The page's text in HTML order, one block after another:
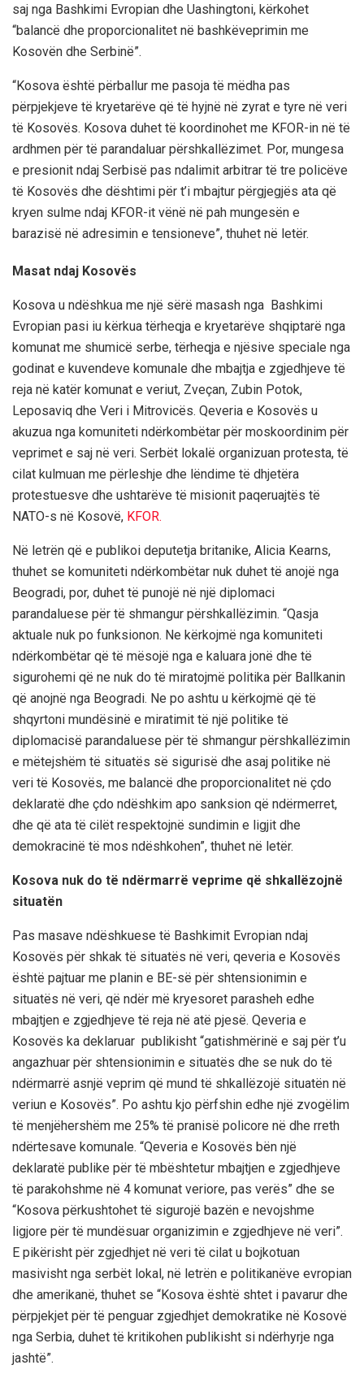
saj nga Bashkimi Evropian dhe Uashingtoni, kërkohet
“balancë dhe proporcionalitet në bashkëveprimin me
Kosovën dhe Serbinë”.
“Kosova është përballur me pasoja të mëdha pas
përpjekjeve të kryetarëve që të hyjnë në zyrat e tyre në veri
të Kosovës. Kosova duhet të koordinohet me KFOR-in në të
ardhmen për të parandaluar përshkallëzimet. Por, mungesa
e presionit ndaj Serbisë pas ndalimit arbitrar të tre policëve
të Kosovës dhe dështimi për t’i mbajtur përgjegjës ata që
kryen sulme ndaj KFOR-it vënë në pah mungesën e
barazisë në adresimin e tensioneve”, thuhet në letër.
Masat ndaj Kosovës
Kosova u ndëshkua me një sërë masash nga Bashkimi
Evropian pasi iu kërkua tërheqja e kryetarëve shqiptarë nga
komunat me shumicë serbe, tërheqja e njësive speciale nga
godinat e kuvendeve komunale dhe mbajtja e zgjedhjeve të
reja në katër komunat e veriut, Zveçan, Zubin Potok,
Leposaviq dhe Veri i Mitrovicës. Qeveria e Kosovës u
akuzua nga komuniteti ndërkombëtar për moskoordinim për
veprimet e saj në veri. Serbët lokalë organizuan protesta, të
cilat kulmuan me përleshje dhe lëndime të dhjetëra
protestuesve dhe ushtarëve të misionit paqeruajtës të
NATO-s në Kosovë, KFOR.
Në letrën që e publikoi deputetja britanike, Alicia Kearns,
thuhet se komuniteti ndërkombëtar nuk duhet të anojë nga
Beogradi, por, duhet të punojë në një diplomaci
parandaluese për të shmangur përshkallëzimin. “Qasja
aktuale nuk po funksionon. Ne kërkojmë nga komuniteti
ndërkombëtar që të mësojë nga e kaluara jonë dhe të
sigurohemi që ne nuk do të miratojmë politika për Ballkanin
që anojnë nga Beogradi. Ne po ashtu u kërkojmë që të
shqyrtoni mundësinë e miratimit të një politike të
diplomacisë parandaluese për të shmangur përshkallëzimin
e mëtejshëm të situatës së sigurisë dhe asaj politike në
veri të Kosovës, me balancë dhe proporcionalitet në çdo
deklaratë dhe çdo ndëshkim apo sanksion që ndërmerret,
dhe që ata të cilët respektojnë sundimin e ligjit dhe
demokracinë të mos ndëshkohen”, thuhet në letër.
Kosova nuk do të ndërmarrë veprime që shkallëzojnë
situatën
Pas masave ndëshkuese të Bashkimit Evropian ndaj
Kosovës për shkak të situatës në veri, qeveria e Kosovës
është pajtuar me planin e BE-së për shtensionimin e
situatës në veri, që ndër më kryesoret parasheh edhe
mbajtjen e zgjedhjeve të reja në atë pjesë. Qeveria e
Kosovës ka deklaruar publikisht “gatishmërinë e saj për t’u
angazhuar për shtensionimin e situatës dhe se nuk do të
ndërmarrë asnjë veprim që mund të shkallëzojë situatën në
veriun e Kosovës”. Po ashtu kjo përfshin edhe një zvogëlim
të menjëhershëm me 25% të pranisë policore në dhe rreth
ndërtesave komunale. “Qeveria e Kosovës bën një
deklaratë publike për të mbështetur mbajtjen e zgjedhjeve
të parakohshme në 4 komunat veriore, pas verës” dhe se
“Kosova përkushtohet të sigurojë bazën e nevojshme
ligjore për të mundësuar organizimin e zgjedhjeve në veri”.
E pikërisht për zgjedhjet në veri të cilat u bojkotuan
masivisht nga serbët lokal, në letrën e politikanëve evropian
dhe amerikanë, thuhet se “Kosova është shtet i pavarur dhe
përpjekjet për të penguar zgjedhjet demokratike në Kosovë
nga Serbia, duhet të kritikohen publikisht si ndërhyrje nga
jashtë”.